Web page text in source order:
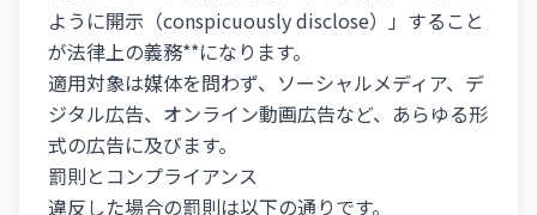
ように開示（conspicuously disclose）」すること
が法律上の義務**になります。
適用対象は媒体を問わず、ソーシャルメディア、デ
ジタル広告、オンライン動画広告など、あらゆる形
式の広告に及びます。
罰則とコンプライアンス
違反した場合の罰則は以下の通りです。